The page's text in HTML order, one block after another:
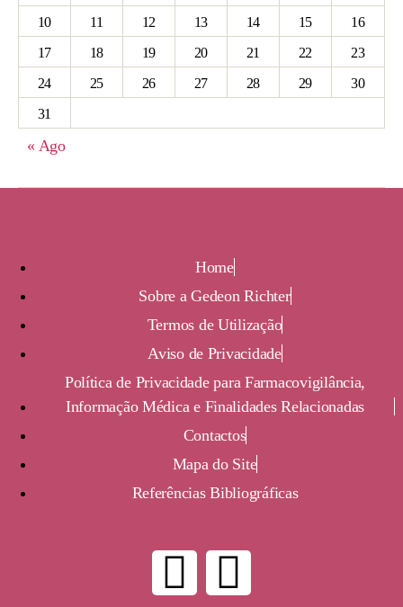
10
11 12 13 14 15
16
17
18 19 20 21 22
23
24
25 26 27 28 29
30
31
« Ago
Home
Sobre a Gedeon Richter
Termos de Utilização
Aviso de Privacidade
Política de Privacidade para Farmacovigilância,
Informação Médica e Finalidades Relacionadas
Contactos
Mapa do Site
Referências Bibliográficas